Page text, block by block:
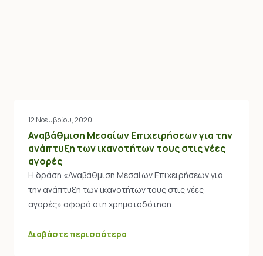
12 Νοεμβρίου, 2020
Αναβάθμιση Μεσαίων Επιχειρήσεων για την
ανάπτυξη των ικανοτήτων τους στις νέες
αγορές
Η δράση «Αναβάθμιση Μεσαίων Επιχειρήσεων για
την ανάπτυξη των ικανοτήτων τους στις νέες
αγορές» αφορά στη χρηματοδότηση…
Διαβάστε περισσότερα